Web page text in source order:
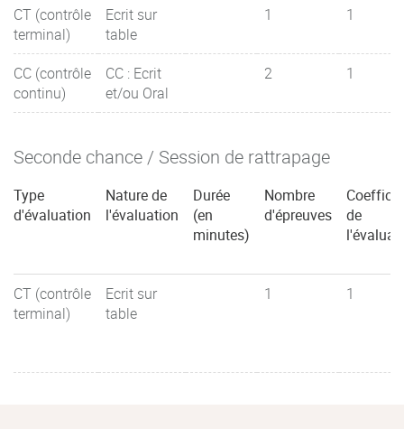
CT (contrôle
terminal)
Ecrit sur
table
1 1
CC (contrôle
continu)
CC : Ecrit
et/ou Oral
2 1
Seconde chance / Session de rattrapage
Type
d'évaluation
Nature de
l'évaluation
Durée
(en
minutes)
Nombre
d'épreuves
de
CT (contrôle
terminal)
Ecrit sur
table
1 1